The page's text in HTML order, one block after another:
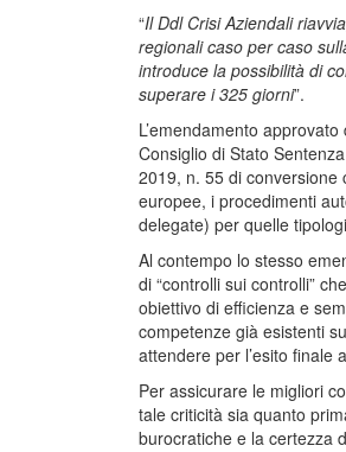
“Il Ddl Crisi Aziendali
regionali caso per caso
introduce la possibilità di
superare i 325 giorni”.
L’emendamento
Consiglio di Stato
2019, n. 55 di conversione
europee, i procedimenti
delegate) per quelle
Al contempo lo stesso
di “controlli sui controlli”
obiettivo di efficienza e
competenze già esistenti
attendere per l’esito finale
Per assicurare le migliori
tale criticità sia quanto
burocratiche e la certezza